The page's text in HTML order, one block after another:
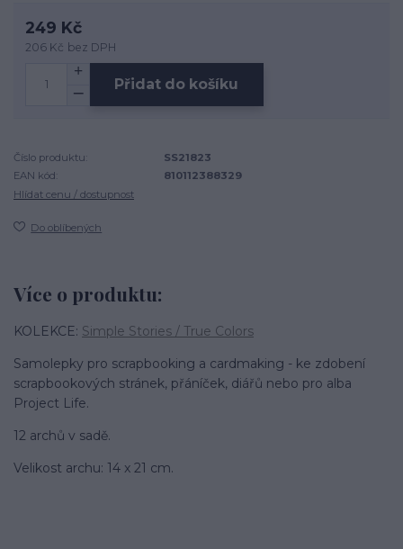
249 Kč
206 Kč bez DPH
Přidat do košíku
Číslo produktu:
SS21823
EAN kód:
810112388329
Hlídat cenu / dostupnost
Do oblíbených
Více o produktu:
KOLEKCE: Simple Stories / True Colors
Samolepky pro scrapbooking a cardmaking - ke zdobení
scrapbookových stránek, přáníček, diářů nebo pro alba
Project Life.
12 archů v sadě.
Velikost archu: 14 x 21 cm.